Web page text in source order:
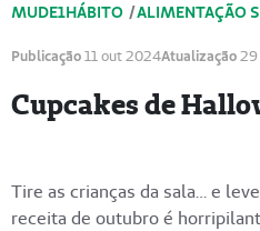
MUDE1HÁBITO /ALIMENTAÇÃO
Publicação11 out 2024Atualização29
Cupcakes de
Tire as crianças da sala… e
receita de outubro é